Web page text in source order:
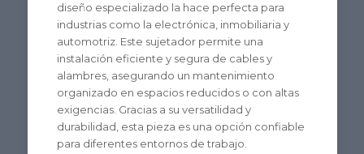
diseño especializado la hace perfecta para
industrias como la electrónica, inmobiliaria y
automotriz. Este sujetador permite una
instalación eficiente y segura de cables y
alambres, asegurando un mantenimiento
organizado en espacios reducidos o con altas
exigencias. Gracias a su versatilidad y
durabilidad, esta pieza es una opción confiable
para diferentes entornos de trabajo.